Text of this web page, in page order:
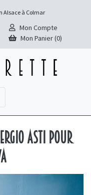
Alsace à Colmar
Mon Compte
Mon Panier (0)
Asti pour